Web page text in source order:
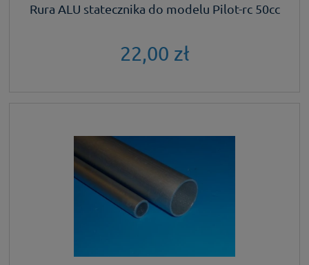
Rura ALU statecznika do modelu Pilot-rc 50cc
22,00 zł